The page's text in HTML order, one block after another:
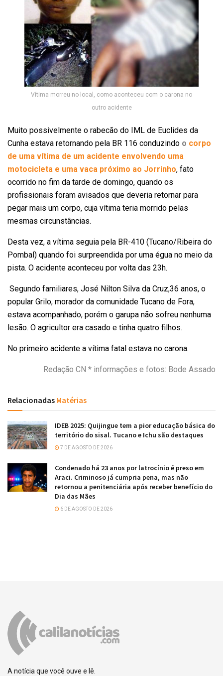
Vítima morreu no local, como aconteceu com o carona no
outro acidente
Muito possivelmente o rabecão do IML de Euclides da
Cunha estava retornando pela BR 116 conduzindo o corpo
de uma vítima de um acidente envolvendo uma
motocicleta e uma vaca próximo ao Jorrinho, fato
ocorrido no fim da tarde de domingo, quando os
profissionais foram avisados que deveria retornar para
pegar mais um corpo, cuja vítima teria morrido pelas
mesmas circunstâncias.
Desta vez, a vítima seguia pela BR-410 (Tucano/Ribeira do
Pombal) quando foi surpreendida por uma égua no meio da
pista. O acidente aconteceu por volta das 23h.
Segundo familiares, José Nilton Silva da Cruz,36 anos, o
popular Grilo, morador da comunidade Tucano de Fora,
estava acompanhado, porém o garupa não sofreu nenhuma
lesão. O agricultor era casado e tinha quatro filhos.
No primeiro acidente a vítima fatal estava no carona.
Redação CN * informações e fotos: Bode Assado
Relacionadas Matérias
IDEB 2025: Quijingue tem a pior educação básica do
território do sisal. Tucano e Ichu são destaques
7 DE AGOSTO DE 2026
Condenado há 23 anos por latrocínio é preso em
Araci. Criminoso já cumpria pena, mas não
retornou a penitenciária após receber benefício do
Dia das Mães
6 DE AGOSTO DE 2026
A notícia que você ouve e lê.